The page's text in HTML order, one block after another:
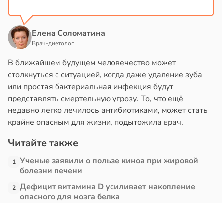
Елена Соломатина
Врач-диетолог
В ближайшем будущем человечество может
столкнуться с ситуацией, когда даже удаление зуба
или простая бактериальная инфекция будут
представлять смертельную угрозу. То, что ещё
недавно легко лечилось антибиотиками, может стать
крайне опасным для жизни, подытожила врач.
Читайте также
1 Ученые заявили о пользе киноа при жировой
болезни печени
2 Дефицит витамина D усиливает накопление
опасного для мозга белка